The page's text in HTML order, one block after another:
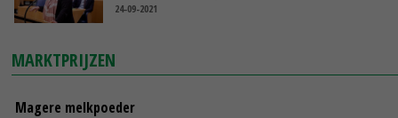
24-09-2021
MARKTPRIJZEN
Magere melkpoeder